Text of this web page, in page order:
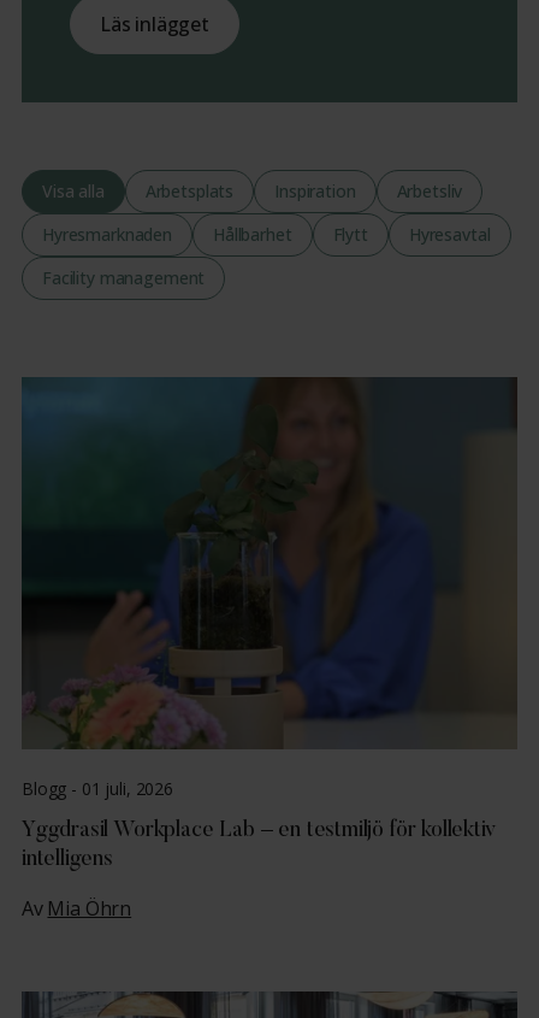
Läs inlägget
Visa alla Arbetsplats Inspiration
Arbetsliv
Hyresmarknaden
Hållbarhet Flytt
Hyresavtal
Facility management
Blogg - 01 juli, 2026
Yggdrasil Workplace Lab – en testmiljö för kollektiv
intelligens
Av Mia Öhrn